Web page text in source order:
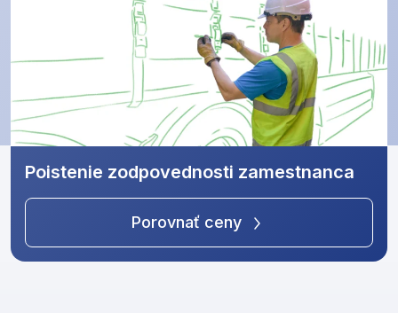
Poistenie zodpovednosti zamestnanca
Porovnať ceny